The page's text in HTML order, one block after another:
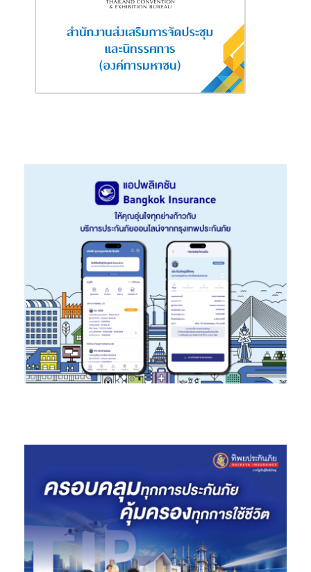
นอกจากนี้ พรูเด็นเชียล ประเทศไทย ยังมียังมีกิจกรรมพิเศษ ในโอกาส
ครบรอบ 175 ปี ที่อยากชวนให้ทุกครอบครัวมาร่วมฉลองชีวิตที่มีกันกับ
การเริ่มมีสุขภาพที่ดี กับกิจกรรม“175 th Anniversary
”เพื่อลุ้นเป็น 175 ครอบครัวผู้โชคดีที่ได้รับบัตร
ที่พัก โรงแรม The Standard หัวหิน 2 วัน 1 คืน เพียงร่วม Challenge
ทำท่า แฟมิลี่ สควอท กับคนที่รัก ไม่ต่ำกว่า 30 วินาที และแชร์ในช่องทาง
Facebook หรือ Tiktok ของตัวเองพร้อมติด Hashtag
PRUHealthyPartyเปิดโพสต์เป็นสาธารณะ และผู้ร่วมสนุกต้อง
ยืนยันการร่วมสนุก และรับประกันอุบัติเหตุฟรี ได้ที่
https://campaign.prudential.co.th/175healthchallenge/ร่วม
สนุกได้ตั้งแต่วันที่ 9 ตุลาคม – 9 พฤศจิกายน นี้